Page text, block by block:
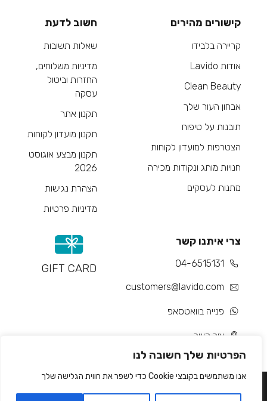
הפרטיות שלך חשובה לנו
אנו משתמשים בקובצי Cookie כדי לשפר את חווית הגלישה שלך
קישורים מהירים
קריירה בלבידו
אודות Lavido
Clean Beauty
אבחון העור שלך
תובנות על טיפוח
הצטרפות למועדון לקוחות
חנויות מותג ונקודות מכירה
מתנות לעסקים
חשוב לדעת
שאלות תשובות
מדיניות משלוחים,
החזרות וביטול
עסקה
תקנון אתר
תקנון מועדון לקוחות
תקנון מבצע אוגוסט
2026
הצהרת נגישות
מדיניות פרטיות
צרי איתנו קשר
04-6515131
customers@lavido.com
פנייה בוואטסאפ
צור קשר
GIFT CARD